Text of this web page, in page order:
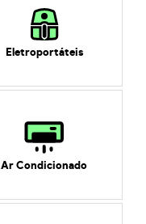
Eletroportáteis
Ar Condicionado